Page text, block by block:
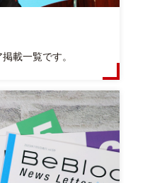
載一覧です。